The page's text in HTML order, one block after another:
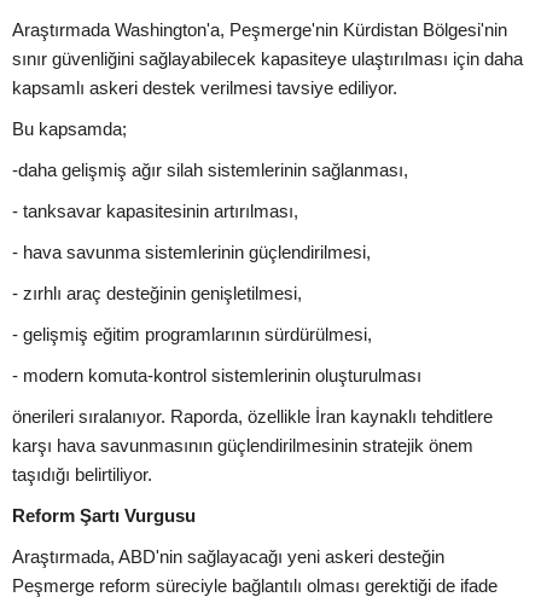
Araştırmada Washington'a, Peşmerge'nin Kürdistan Bölgesi'nin
sınır güvenliğini sağlayabilecek kapasiteye ulaştırılması için daha
kapsamlı askeri destek verilmesi tavsiye ediliyor.
Bu kapsamda;
-daha gelişmiş ağır silah sistemlerinin sağlanması,
- tanksavar kapasitesinin artırılması,
- hava savunma sistemlerinin güçlendirilmesi,
- zırhlı araç desteğinin genişletilmesi,
- gelişmiş eğitim programlarının sürdürülmesi,
- modern komuta-kontrol sistemlerinin oluşturulması
önerileri sıralanıyor. Raporda, özellikle İran kaynaklı tehditlere
karşı hava savunmasının güçlendirilmesinin stratejik önem
taşıdığı belirtiliyor.
Reform Şartı Vurgusu
Araştırmada, ABD'nin sağlayacağı yeni askeri desteğin
Peşmerge reform süreciyle bağlantılı olması gerektiği de ifade